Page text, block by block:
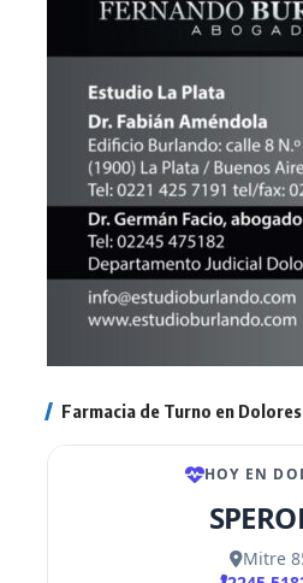
Farmacia de Turno en Dolores